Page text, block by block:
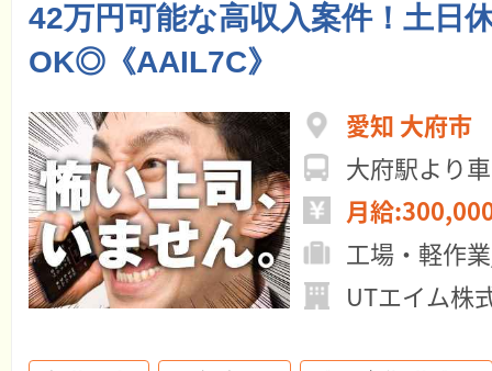
42万円可能な高収入案件！土日
OK◎《AAIL7C》
愛知 大府市
大府駅より
月給
工場・軽作
UTエイム株